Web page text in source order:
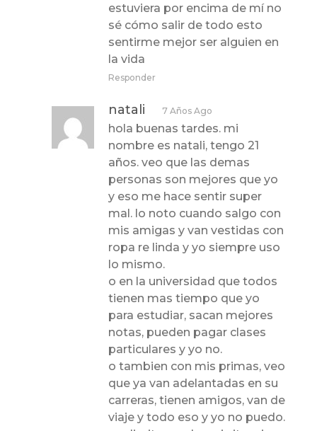
estuviera por encima de mí no
sé cómo salir de todo esto
sentirme mejor ser alguien en
la vida
Responder
natali 7 Años Ago
hola buenas tardes. mi
nombre es natali, tengo 21
años. veo que las demas
personas son mejores que yo
y eso me hace sentir super
mal. lo noto cuando salgo con
mis amigas y van vestidas con
ropa re linda y yo siempre uso
lo mismo.
o en la universidad que todos
tienen mas tiempo que yo
para estudiar, sacan mejores
notas, pueden pagar clases
particulares y yo no.
o tambien con mis primas, veo
que ya van adelantadas en su
carreras, tienen amigos, van de
viaje y todo eso y yo no puedo.